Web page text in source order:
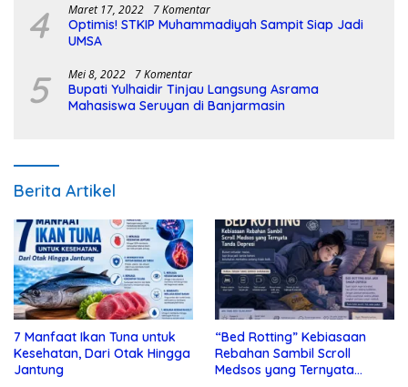
4 Maret 17, 2022 7 Komentar
Optimis! STKIP Muhammadiyah Sampit Siap Jadi
UMSA
5 Mei 8, 2022 7 Komentar
Bupati Yulhaidir Tinjau Langsung Asrama
Mahasiswa Seruyan di Banjarmasin
Berita Artikel
7 Manfaat Ikan Tuna untuk
Kesehatan, Dari Otak Hingga
Jantung
“Bed Rotting” Kebiasaan
Rebahan Sambil Scroll
Medsos yang Ternyata